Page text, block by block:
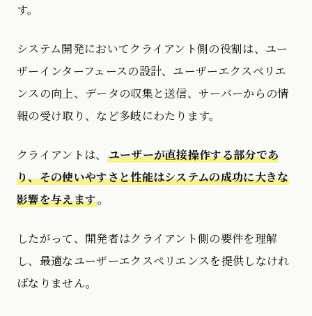
す。
システム開発においてクライアント側の役割は、ユー
ザーインターフェースの設計、ユーザーエクスペリエ
ンスの向上、データの収集と送信、サーバーからの情
報の受け取り、など多岐にわたります。
クライアントは、 ユーザーが直接操作する部分であ
り、その使いやすさと性能はシステムの成功に大きな
影響を与えます。
したがって、開発者はクライアント側の要件を理解
し、最適なユーザーエクスペリエンスを提供しなけれ
ばなりません。